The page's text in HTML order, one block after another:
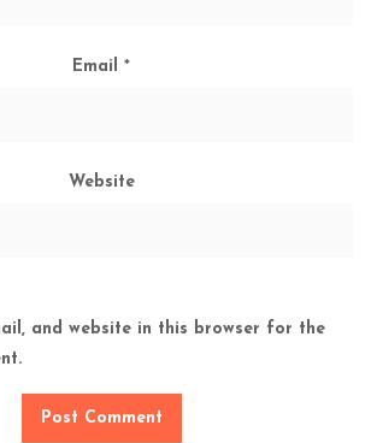
Email *
Website
and website in this browser for the